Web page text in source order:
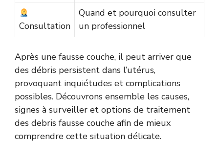
Consultation
Quand et pourquoi consulter
un professionnel
Après une fausse couche, il peut arriver que
des débris persistent dans l’utérus,
provoquant inquiétudes et complications
possibles. Découvrons ensemble les causes,
signes à surveiller et options de traitement
des debris fausse couche afin de mieux
comprendre cette situation délicate.